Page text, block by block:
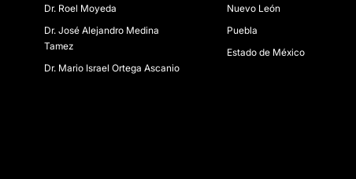
Dr. Roel Moyeda
Dr. José Alejandro Medina
Tamez
Dr. Mario Israel Ortega Ascanio
Nuevo León
Puebla
Estado de México